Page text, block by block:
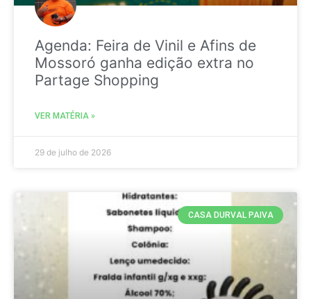
Agenda: Feira de Vinil e Afins de
Mossoró ganha edição extra no
Partage Shopping
VER MATÉRIA »
29 de julho de 2026
CASA DURVAL PAIVA